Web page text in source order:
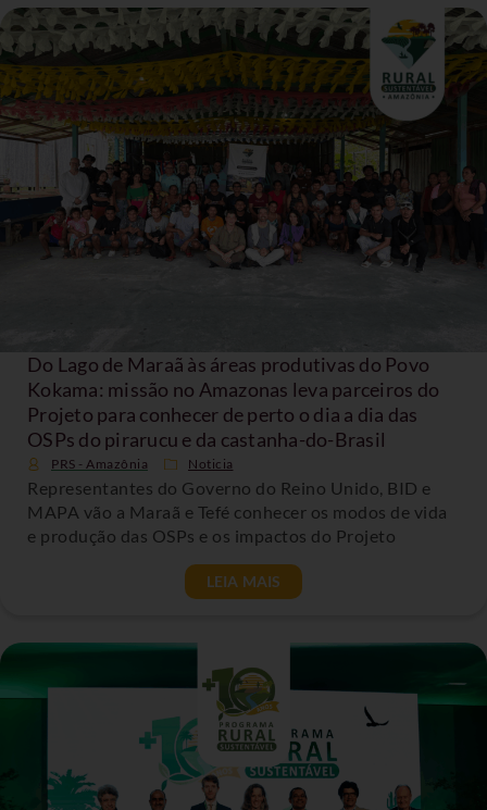
Do Lago de Maraã às áreas produtivas do Povo
Kokama: missão no Amazonas leva parceiros do
Projeto para conhecer de perto o dia a dia das
OSPs do pirarucu e da castanha-do-Brasil
PRS - Amazônia Noticia
Representantes do Governo do Reino Unido, BID e
MAPA vão a Maraã e Tefé conhecer os modos de vida
e produção das OSPs e os impactos do Projeto
LEIA MAIS